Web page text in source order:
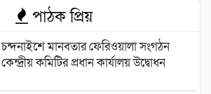
পাঠক প্রিয়
চন্দনাইশে মানবতার ফেরিওয়ালা সংগঠন
কেন্দ্রীয় কমিটির প্রধান কার্যালয় উদ্বোধন